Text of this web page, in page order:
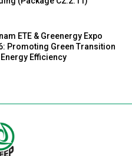
ETE & Greenergy Expo
Promoting Green Transition
Efficiency